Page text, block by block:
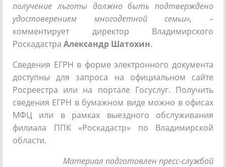
получение льготы должно быть подтверждено
удостоверением многодетной семьи»,
–
комментирует директор Владимирского
Роскадастра Александр Шатохин.
Сведения ЕГРН в форме электронного документа
доступны для запроса на официальном сайте
Росреестра или на портале Госуслуг. Получить
сведения ЕГРН в бумажном виде можно в офисах
МФЦ или в рамках выездного обслуживания
филиала ППК «Роскадастр» по Владимирской
области.
Материал подготовлен пресс-службой